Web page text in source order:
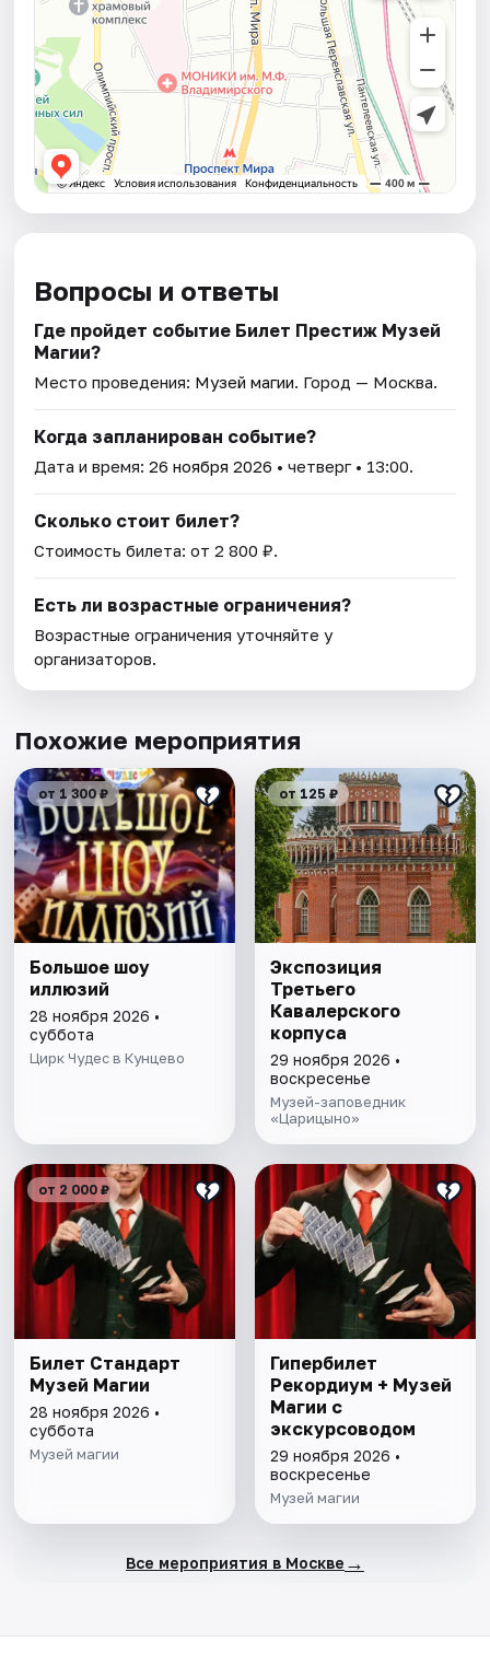
Вопросы и ответы
Где пройдет событие Билет Престиж Музей
Магии?
Место проведения: Музей магии. Город — Москва.
Когда запланирован событие?
Дата и время:26 ноября 2026 • четверг • 13:00.
Сколько стоит билет?
Стоимость билета: от 2 800 ₽.
Есть ли возрастные ограничения?
Возрастные ограничения уточняйте у
организаторов.
Похожие мероприятия
от 1 300 ₽
Большое шоу
иллюзий
28 ноября 2026 •
суббота
Цирк Чудес в Кунцево
от 125 ₽
Экспозиция
Третьего
Кавалерского
корпуса
29 ноября 2026 •
воскресенье
Музей-заповедник
«Царицыно»
от 2 000 ₽
Билет Стандарт
Музей Магии
28 ноября 2026 •
суббота
Музей магии
Гипербилет
Рекордиум + Музей
Магии с
экскурсоводом
29 ноября 2026 •
воскресенье
Музей магии
Все мероприятия в Москве →